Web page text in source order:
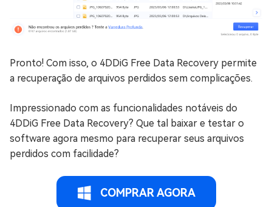
Pronto! Com isso, o 4DDiG Free Data Recovery permite
a recuperação de arquivos perdidos sem complicações.
Impressionado com as funcionalidades notáveis do
4DDiG Free Data Recovery? Que tal baixar e testar o
software agora mesmo para recuperar seus arquivos
perdidos com facilidade?
COMPRAR AGORA